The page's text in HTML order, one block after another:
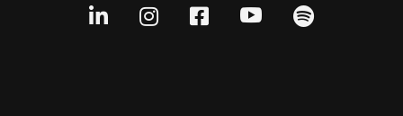
    